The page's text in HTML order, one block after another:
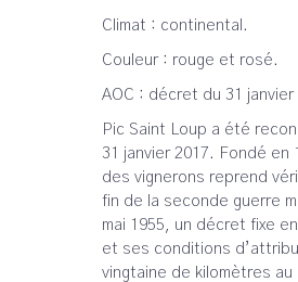
Climat : continental.
Couleur : rouge et rosé.
AOC : décret du 31 janvier
Pic Saint Loup a été
31 janvier 2017. Fondé en
des vignerons reprend
fin de la seconde guerre
mai 1955, un décret fixe
et ses conditions
vingtaine de kilomètres au